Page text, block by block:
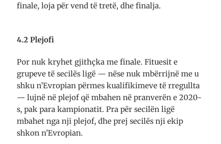
finale, loja për vend të tretë, dhe finalja.
4.2 Plejofi
Por nuk kryhet gjithçka me finale. Fituesit e
grupeve të secilës ligë — nëse nuk mbërrijnë me u
shku n’Evropian përmes kuali­fi­kimeve të rregullta
— lujnë në plejof që mbahen në pran­verën e 2020-
s, pak para kam­pi­onatit. Pra për secilën ligë
mbahet nga nji plejof, dhe prej secilës nji ekip
shkon n’Evro­pian.